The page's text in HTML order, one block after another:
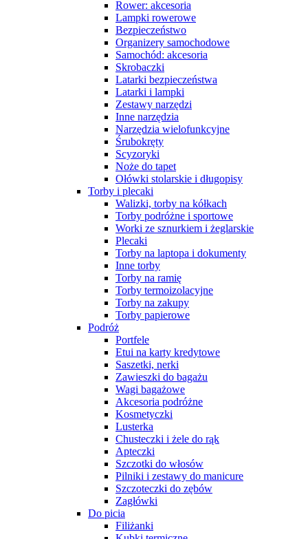
Rower: akcesoria
Lampki rowerowe
Bezpieczeństwo
Organizery samochodowe
Samochód: akcesoria
Skrobaczki
Latarki bezpieczeństwa
Latarki i lampki
Zestawy narzędzi
Inne narzędzia
Narzędzia wielofunkcyjne
Śrubokręty
Scyzoryki
Noże do tapet
Ołówki stolarskie i długopisy
Torby i plecaki
Walizki, torby na kółkach
Torby podróżne i sportowe
Worki ze sznurkiem i żeglarskie
Plecaki
Torby na laptopa i dokumenty
Inne torby
Torby na ramię
Torby termoizolacyjne
Torby na zakupy
Torby papierowe
Podróż
Portfele
Etui na karty kredytowe
Saszetki, nerki
Zawieszki do bagażu
Wagi bagażowe
Akcesoria podróżne
Kosmetyczki
Lusterka
Chusteczki i żele do rąk
Apteczki
Szczotki do włosów
Pilniki i zestawy do manicure
Szczoteczki do zębów
Zagłówki
Do picia
Filiżanki